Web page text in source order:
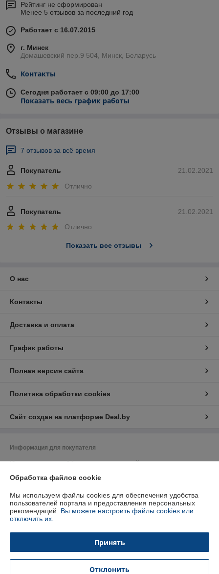
Рейтинг не сформирован
Менее 5 отзывов за последний год
Работает с 16.07.2015
г. Минск
Домашевский пер.9 504, Минск, Беларусь
Контакты
Сегодня работает с 09:00 до 17:00
Показать весь график работы
Отзывы о магазине
7 отзывов за всё время
21.02.2021
Покупатель
Отлично
21.02.2021
Покупатель
Отлично
Показать все отзывы
О нас
Контакты
Доставка и оплата
График работы
Полная версия сайта
Политика обработки cookies
Сайт создан на платформе Deal.by
Информация для покупателя
Юридическое лицо:Общество с ограниченной ответственностью
220036, РБ, г.Минск, пер.Домашевский, 9-504
Регистрационный номер ЕГР: 192500553
УНП: 192500553
Дата регистрации компании: 02.07.2015
Местонахождение книги жалоб и предложений: Домашевский пер.9
Обработка файлов cookie
Мы используем файлы cookies для обеспечения удобства
пользователей портала и предоставления персональных
рекомендаций. Вы можете настроить файлы cookies или
отключить их.
Принять
Отклонить